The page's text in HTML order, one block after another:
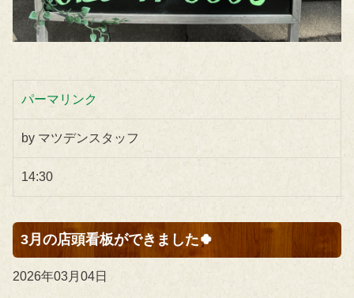
パーマリンク
by マツデンスタッフ
14:30
3月の店頭看板ができました🍀
2026年03月04日